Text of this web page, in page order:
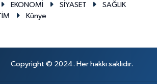
EKONOMİ SİYASET
SAĞLIK
Künye
Copyright © 2024. Her hakkı saklıdır.